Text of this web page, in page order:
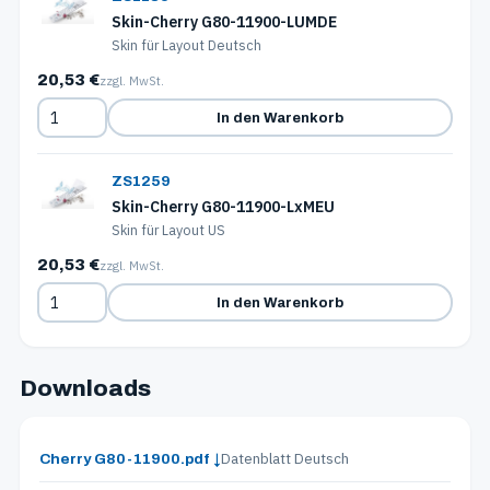
Skin-Cherry G80-11900-LUMDE
Skin für Layout Deutsch
20,53 €zzgl. MwSt.
In den Warenkorb
ZS1259
Skin-Cherry G80-11900-LxMEU
Skin für Layout US
20,53 €zzgl. MwSt.
In den Warenkorb
Downloads
Cherry G80-11900.pdf ↓Datenblatt Deutsch